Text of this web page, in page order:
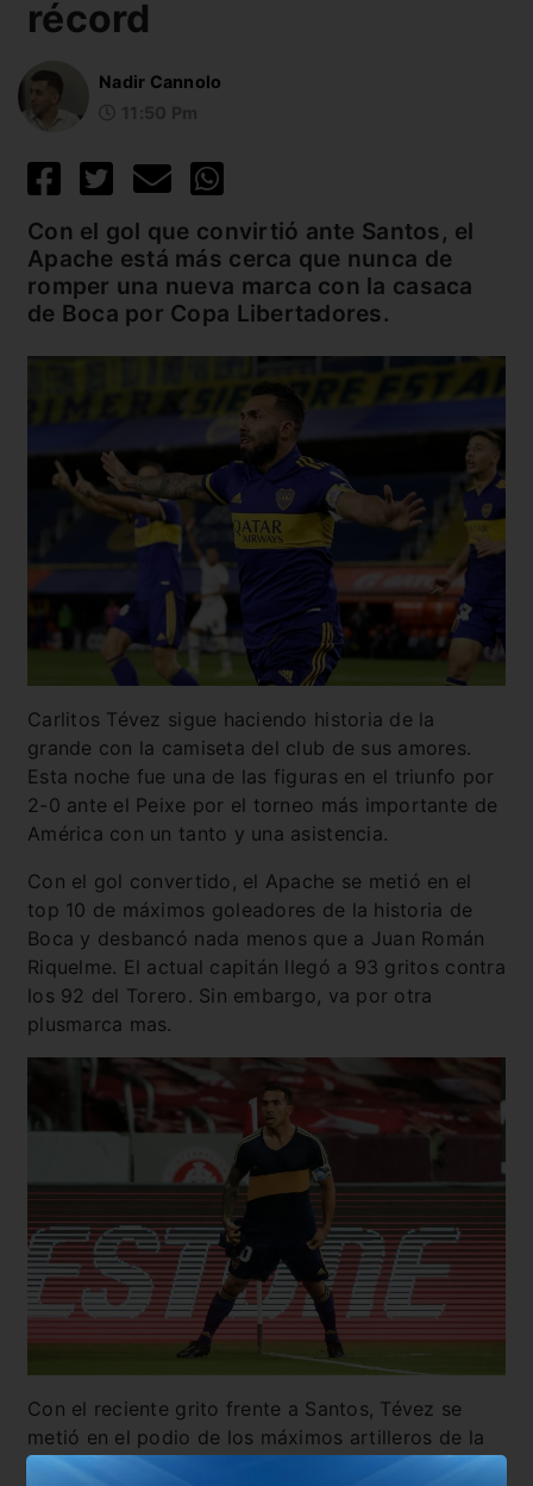
récord
Nadir Cannolo
Con el gol que convirtió ante Santos, el
Apache está más cerca que nunca de
romper una nueva marca con la casaca
de Boca por Copa Libertadores.
Carlitos Tévez sigue haciendo historia de la
grande con la camiseta del club de sus amores.
Esta noche fue una de las figuras en el triunfo por
2-0 ante el Peixe por el torneo más importante de
América con un tanto y una asistencia.
Con el gol convertido, el Apache se metió en el
top 10 de máximos goleadores de la historia de
Boca y desbancó nada menos que a Juan Román
Riquelme. El actual capitán llegó a 93 gritos contra
los 92 del Torero. Sin embargo, va por otra
plusmarca mas.
Con el reciente grito frente a Santos, Tévez se
metió en el podio de los máximos artilleros de la
historia del club en Copa Libertadores. Lleva 22